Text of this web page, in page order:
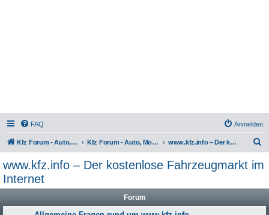
FAQ Anmelden
Kfz Forum - Auto, Motorrad und LKW Kfz Forum - Auto, Motorrad und LKW www.kfz.info – Der kostenlose Fahrzeugmarkt im Internet
c
www.kfz.info – Der kostenlose Fahrzeugmarkt im
Internet
Forum